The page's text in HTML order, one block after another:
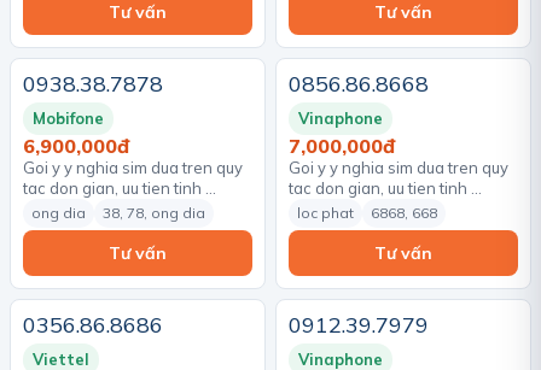
Tư vấn Tư vấn
0938.38.7878
Mobifone
6,900,000đ
Goi y y nghia sim dua tren quy
tac don gian, uu tien tinh …
ong dia 38, 78, ong dia
Tư vấn
0856.86.8668
Vinaphone
7,000,000đ
Goi y y nghia sim dua tren quy
tac don gian, uu tien tinh …
loc phat 6868, 668
Tư vấn
0356.86.8686
Viettel
0912.39.7979
Vinaphone